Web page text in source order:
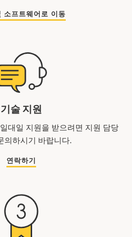
소프트웨어로 이동
기술 지원
대일 지원을 받으려면 지원 담당
의하시기 바랍니다.
연락하기